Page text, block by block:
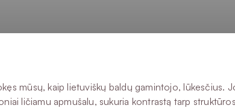
mūsų, kaip lietuviškų baldų gamintojo, lūkesčius.
ličiamu apmušalu, sukuria kontrastą tarp